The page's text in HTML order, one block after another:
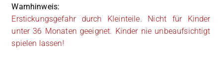
Warnhinweis:
Erstickungsgefahr durch Kleinteile. Nicht für Kinder
unter 36 Monaten geeignet. Kinder nie unbeaufsichtigt
spielen lassen!